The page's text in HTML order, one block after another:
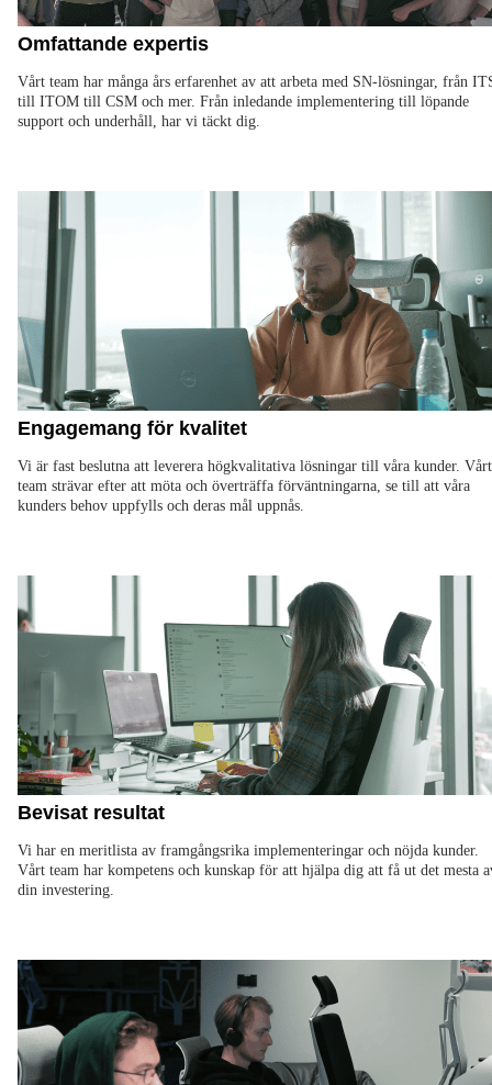
Omfattande expertis
Vårt team har många års erfarenhet av att arbeta med SN-lösningar, från
till ITOM till CSM och mer. Från inledande implementering till löpande
support och underhåll, har vi täckt dig.
Engagemang för kvalitet
Vi är fast beslutna att leverera högkvalitativa lösningar till våra kunder. Vårt
team strävar efter att möta och överträffa förväntningarna, se till att våra
kunders behov uppfylls och deras mål uppnås.
Bevisat resultat
Vi har en meritlista av framgångsrika implementeringar och nöjda kunder.
Vårt team har kompetens och kunskap för att hjälpa dig att få ut det mesta
din investering.